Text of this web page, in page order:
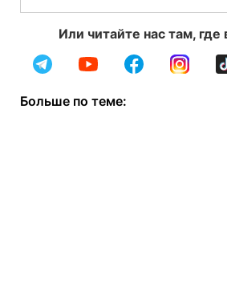
Или читайте нас там, где
Больше по теме: